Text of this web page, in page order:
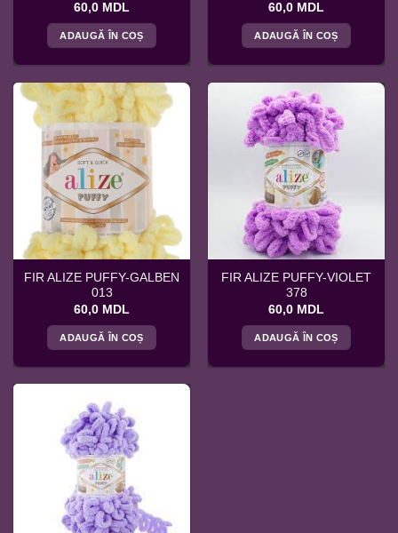
60,0 MDL
ADAUGĂ ÎN COȘ
60,0 MDL
ADAUGĂ ÎN COȘ
FIR ALIZE PUFFY-GALBEN
013
60,0 MDL
ADAUGĂ ÎN COȘ
FIR ALIZE PUFFY-VIOLET
378
60,0 MDL
ADAUGĂ ÎN COȘ